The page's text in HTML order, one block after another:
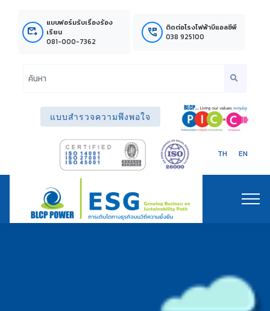
outgoing_mail
แบบฟอร์มรับเรื่องร้อง
เรียน
081-000-7362
perm_phone_msg
ติดต่อโรงไฟฟ้าบีแอลซีพี
038 925100
แบบสำรวจความพึงพอใจ
TH EN